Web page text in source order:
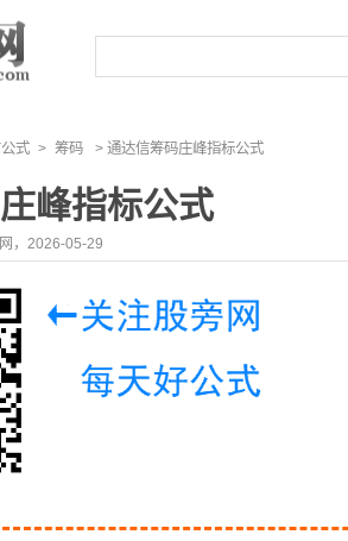
式 > 筹码 > 通达信筹码庄峰指标公式
峰指标公式
，2026-05-29